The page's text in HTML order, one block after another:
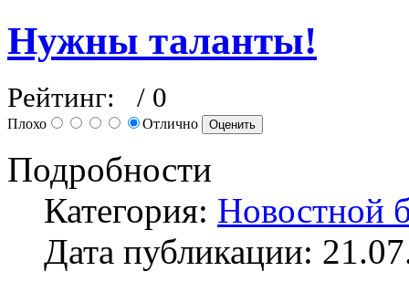
Нужны таланты!
Рейтинг: / 0
Плохо Отлично
Подробности
Категория: Новостной
Дата публикации: